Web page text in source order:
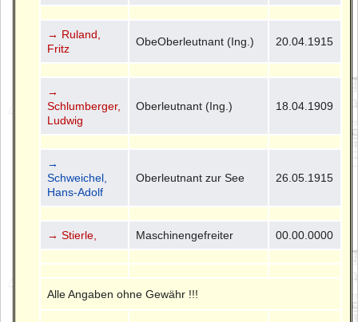
→ Ruland,
Fritz
ObeOberleutnant (Ing.) 20.04.1915
→
Schlumberger,
Ludwig
Oberleutnant (Ing.) 18.04.1909
→
Schweichel,
Hans-Adolf
Oberleutnant zur See 26.05.1915
→ Stierle, Maschinengefreiter 00.00.0000
Alle Angaben ohne Gewähr !!!